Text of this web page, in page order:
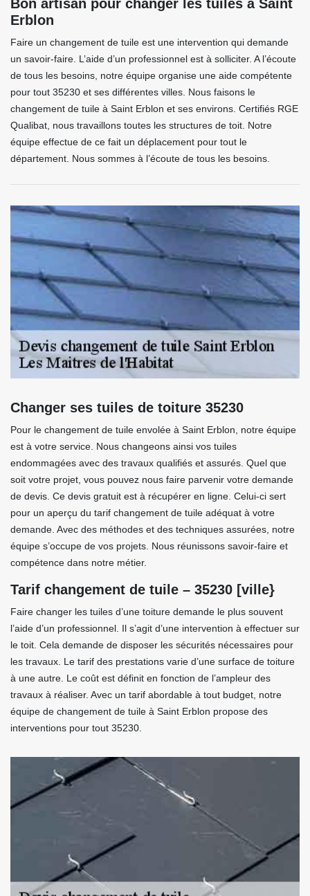
Bon artisan pour changer les tuiles à Saint
Erblon
Faire un changement de tuile est une intervention qui demande
un savoir-faire. L’aide d’un professionnel est à solliciter. A l’écoute
de tous les besoins, notre équipe organise une aide compétente
pour tout 35230 et ses différentes villes. Nous faisons le
changement de tuile à Saint Erblon et ses environs. Certifiés RGE
Qualibat, nous travaillons toutes les structures de toit. Notre
équipe effectue de ce fait un déplacement pour tout le
département. Nous sommes à l’écoute de tous les besoins.
Changer ses tuiles de toiture 35230
Pour le changement de tuile envolée à Saint Erblon, notre équipe
est à votre service. Nous changeons ainsi vos tuiles
endommagées avec des travaux qualifiés et assurés. Quel que
soit votre projet, vous pouvez nous faire parvenir votre demande
de devis. Ce devis gratuit est à récupérer en ligne. Celui-ci sert
pour un aperçu du tarif changement de tuile adéquat à votre
demande. Avec des méthodes et des techniques assurées, notre
équipe s’occupe de vos projets. Nous réunissons savoir-faire et
compétence dans notre métier.
Tarif changement de tuile – 35230 [ville}
Faire changer les tuiles d’une toiture demande le plus souvent
l’aide d’un professionnel. Il s’agit d’une intervention à effectuer sur
le toit. Cela demande de disposer les sécurités nécessaires pour
les travaux. Le tarif des prestations varie d’une surface de toiture
à une autre. Le coût est définit en fonction de l’ampleur des
travaux à réaliser. Avec un tarif abordable à tout budget, notre
équipe de changement de tuile à Saint Erblon propose des
interventions pour tout 35230.